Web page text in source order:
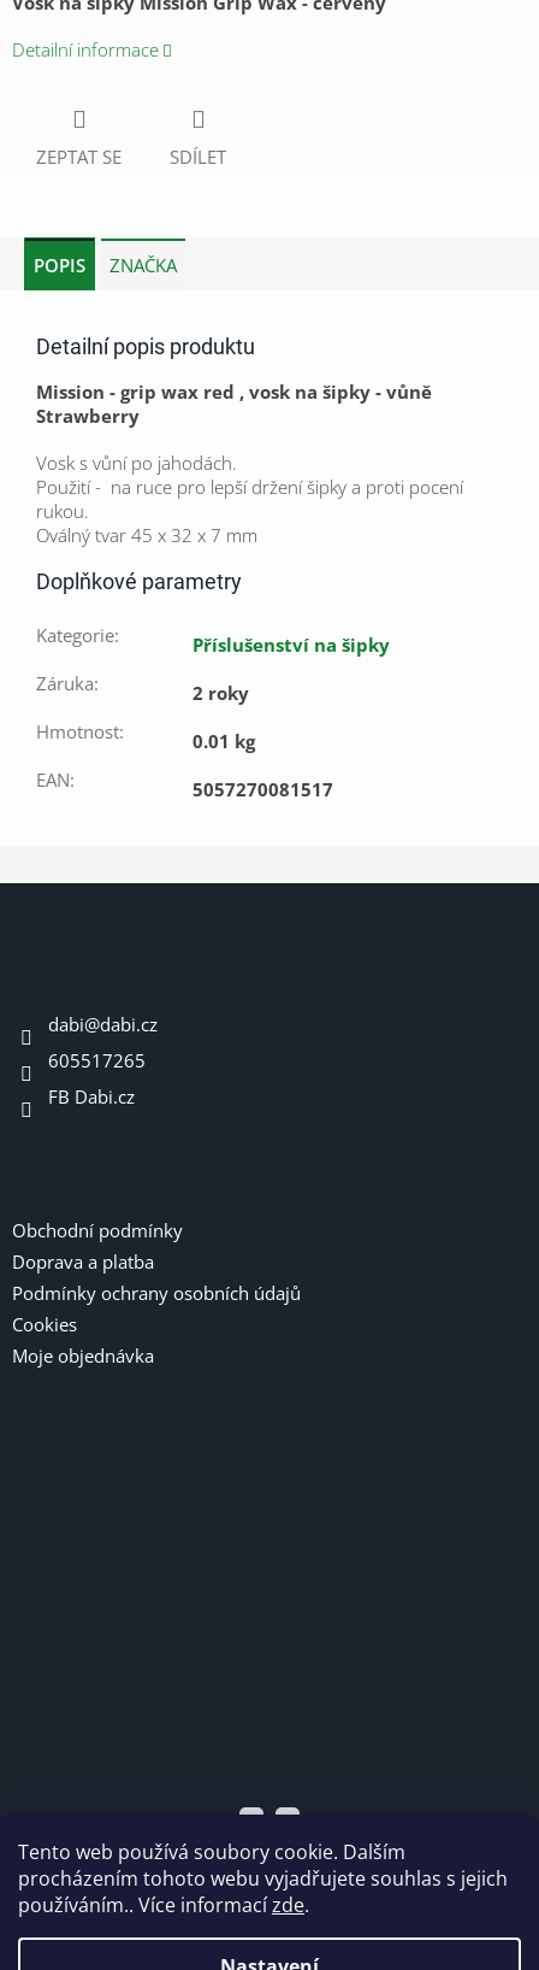
Tento web používá soubory cookie. Dalším
procházením tohoto webu vyjadřujete souhlas s jejich
používáním.. Více informacízde.
Detailní informace
ZEPTAT SE SDÍLET
POPIS ZNAČKA
Detailní popis produktu
Mission - grip wax red , vosk na šipky - vůně
Strawberry
Vosk s vůní po jahodách.
Použití - na ruce pro lepší držení šipky a proti pocení
rukou.
Oválný tvar 45 x 32 x 7 mm
Doplňkové parametry
Kategorie:
Příslušenství na šipky
Záruka:
2 roky
Hmotnost:
0.01 kg
EAN: 5057270081517
dabi@dabi.cz
605517265
FB Dabi.cz
Obchodní podmínky
Doprava a platba
Podmínky ochrany osobních údajů
Cookies
Moje objednávka
Vytvořil Shoptet